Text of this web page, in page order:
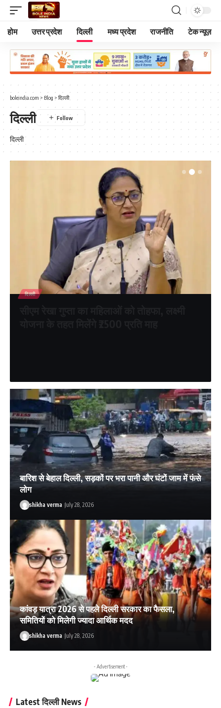
होम उत्तर प्रदेश दिल्ली मध्य प्रदेश राजनीति टेक न्यूज़
boleindia.com > Blog > दिल्ली
दिल्ली
दिल्ली
दिल्ली
बारिश से बेहाल दिल्ली, सड़कों पर भरा पानी और घंटों जाम में फंसे
लोग
shikha verma July 28, 2026
कांवड़ यात्रा 2026 से पहले दिल्ली सरकार का फैसला,
समितियों को मिलेगी ज्यादा आर्थिक मदद
shikha verma July 28, 2026
- Advertisement -
Latest दिल्ली News